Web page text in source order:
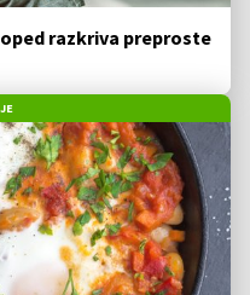
razkriva preproste